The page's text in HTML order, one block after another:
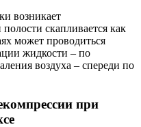
возникает
скапливается как
может проводиться
жидкости – по
воздуха – спереди по
при